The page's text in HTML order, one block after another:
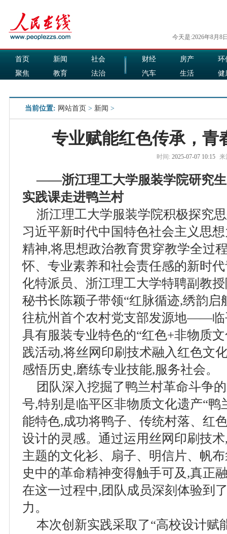
今天是:2026年8月8
首页 新闻
社会
聚焦
教育
法治
财经 房产
环
汽车
生活
健
当前位置: 网站首页 > 新闻 >
专业赋能红色传承，青
时间: 2025-07-07 10:15 来
——浙江理工大学服装学院研究
实践课走进鸭兰村
浙江理工大学服装学院积极探究
习近平新时代中国特色社会主义思
精神,将思想政治教育贯穿教学全过
怀、专业素养和社会责任感的新时
化特派员、浙江理工大学特聘副教
秘书长陈颖子带领“红脉循迹,绣韵启
往杭州首个农村党支部发源地——临
具有服装专业特色的“红色+非物质
践活动,将丝网印刷技术融入红色文
感悟历史,磨练专业技能,服务社会。
团队深入挖掘了鸭兰村革命斗争
号,特别是临平区非物质文化遗产“鸭
能特色,成功将鸭子、传统村落、红
设计的灵感。通过运用丝网印刷技
主题的文化衫、扇子、明信片、帆
史中的革命精神变得触手可及,真正
在这一过程中,团队成员深刻体验到
力。
本次创新实践采取了“高校设计赋